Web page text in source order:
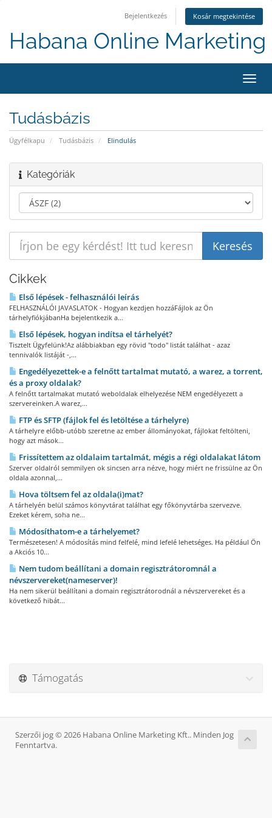
Bejelentkezés Kosár megtekintése
Habana Online Marketing
a
Tudásbázis
Ügyfélkapu Tudásbázis Elindulás
Kategóriák
Cikkek
Első lépések - felhasználói leírás
FELHASZNÁLÓI JAVASLATOK - Hogyan kezdjen hozzáFájlok az Ön
tárhelyfiókjábanHa bejelentkezik a...
Első lépések, hogyan indítsa el tárhelyét?
Tisztelt Ügyfelünk!Az alábbiakban egy rövid "todo" listát találhat - azaz
tennivalók listáját -,...
Engedélyezettek-e a felnőtt tartalmat mutató, a warez, a torrent,
és a proxy oldalak?
A felnőtt tartalmakat mutató weboldalak elhelyezése NEM engedélyezett a
szervereinken.A warez,...
FTP és SFTP (fájlok fel és letöltése a tárhelyre)
A tárhelyre előbb-utóbb szeretne az ember állományokat, fájlokat feltölteni,
hogy azt mások...
Frissítettem az oldalaim tartalmát, mégis a régi oldalakat látom
Szerver oldalról semmilyen ok sincsen arra nézve, hogy miért ne frissülne az Ön
oldala azonnal,...
Hova töltsem fel az oldala(i)mat?
A tárhelyén belül számos könyvtárat találhat egy főkönyvtárba szervezve.
Ezeket kérem, soha ne...
Módosíthatom-e a tárhelyemet?
Természetesen! A módosítás mind felfelé, mind lefelé lehetséges. Ha például Ön
a Akciós 10...
Nem tudom beállítani a domain regisztrátoromnál a
névszervereket(nameserver)!
Ha nem sikerül beállítani a domain regisztrátorodnál a névszervereket és a
következő hibát...
Támogatás
Szerzői jog © 2026 Habana Online Marketing Kft.. Minden Jog
Fenntartva.